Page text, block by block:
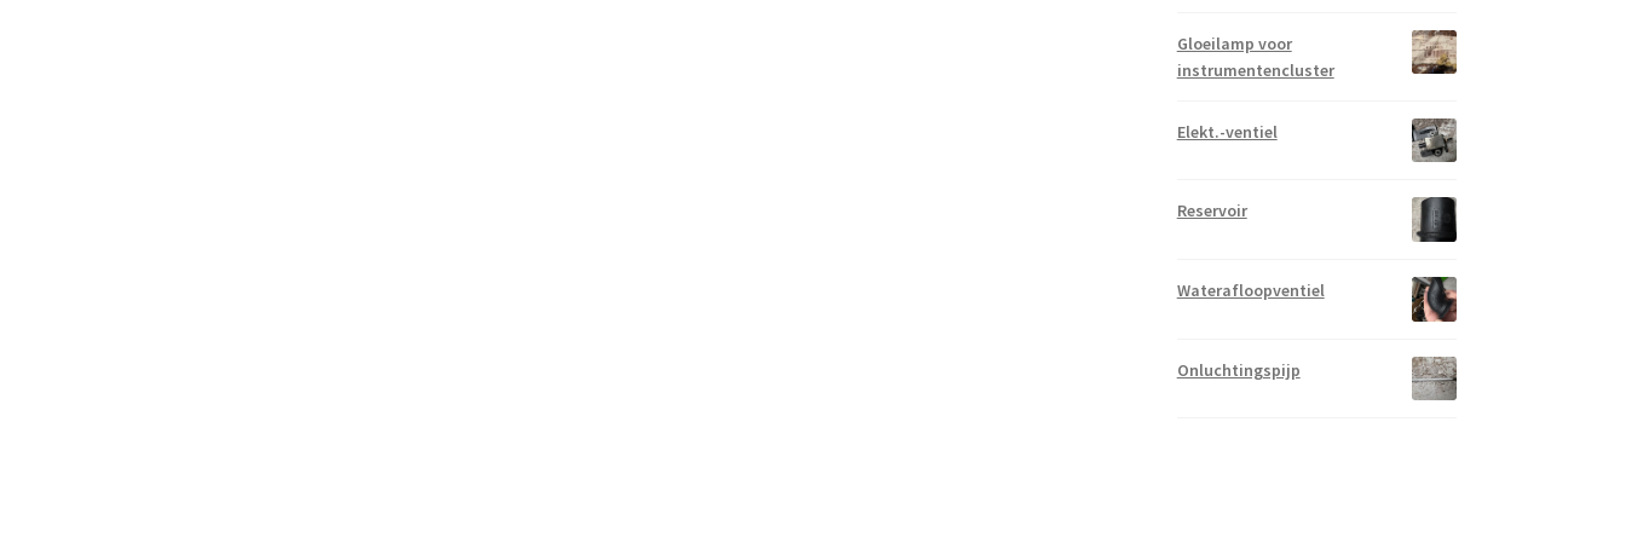
Gloeilamp voor
instrumentencluster
Elekt.-ventiel
Reservoir
Waterafloopventiel
Onluchtingspijp